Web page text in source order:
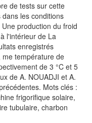
de tests sur cette
les conditions
production du froid
l'intérieur de La
enregistrés
me température de
de 3 °C et 5
de A. NOUADJI et A.
Mots clés :
frigorifique solaire,
tubulaire, charbon